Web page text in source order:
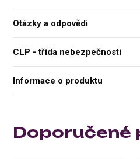
Otázky a odpovědi
CLP - třída nebezpečnosti
Informace o produktu
Doporučené